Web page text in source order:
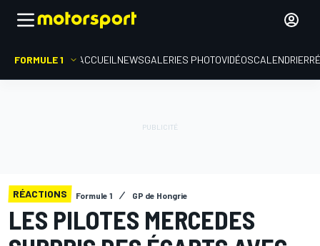
FORMULE 1 ACCUEIL NEWSGALERIES PHOTOVIDÉOSCALENDRIER
RÉACTIONS Formule 1 GP de Hongrie
LES PILOTES MERCEDES